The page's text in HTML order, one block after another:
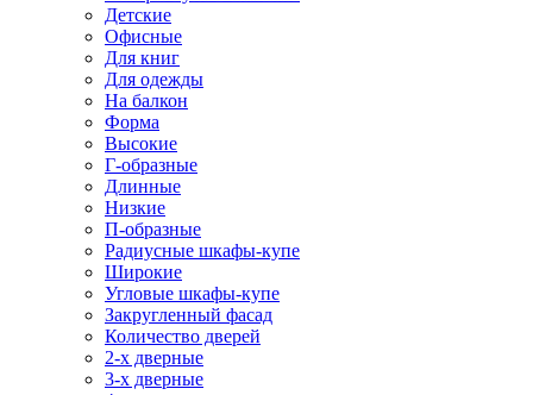
Детские
Офисные
Для книг
Для одежды
На балкон
Форма
Высокие
Г-образные
Длинные
Низкие
П-образные
Радиусные шкафы-купе
Широкие
Угловые шкафы-купе
Закругленный фасад
Количество дверей
2-х дверные
3-х дверные